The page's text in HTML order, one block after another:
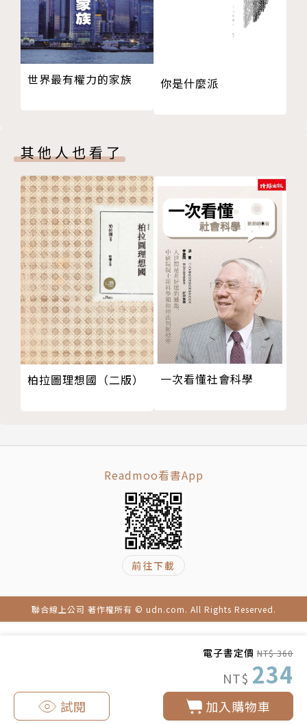
電子書定價 NT$ 360
NT$ 234
加入購物車
試閱
如何繼承牟宗三先生的思想遺產？／李明輝
政治哲學與在地社會
中國政治哲學需要自己的「議事日程」／慈繼偉
政治哲學如何與身處的社會互動：一個台灣哲學家的嘗
試／謝世民
政治哲學：形勢與任務／王利
對中國當前一些社會問題之看法／韓銳
思想鉤沉
歷史與闡釋之間的五四話語／唐小兵
翻譯家查良錚／李有成
「我們一定會勝利」：彼得．席格的希望與鬥爭之歌／
張鐵志
思想采風
柯拉科夫斯基：在希望與絕望間自由批判的心靈／陳瑋
鴻
柯恩：學術與平等信念／鄭焙隆
致讀者
版權頁
世界最有權力的家族 你是什麼派
其他人也看了
柏拉圖理想國（二版） 一次看懂社會科學
Readmoo看書App
前往下載
聯合線上公司 著作權所有 © udn.com. All Rights Reserved.